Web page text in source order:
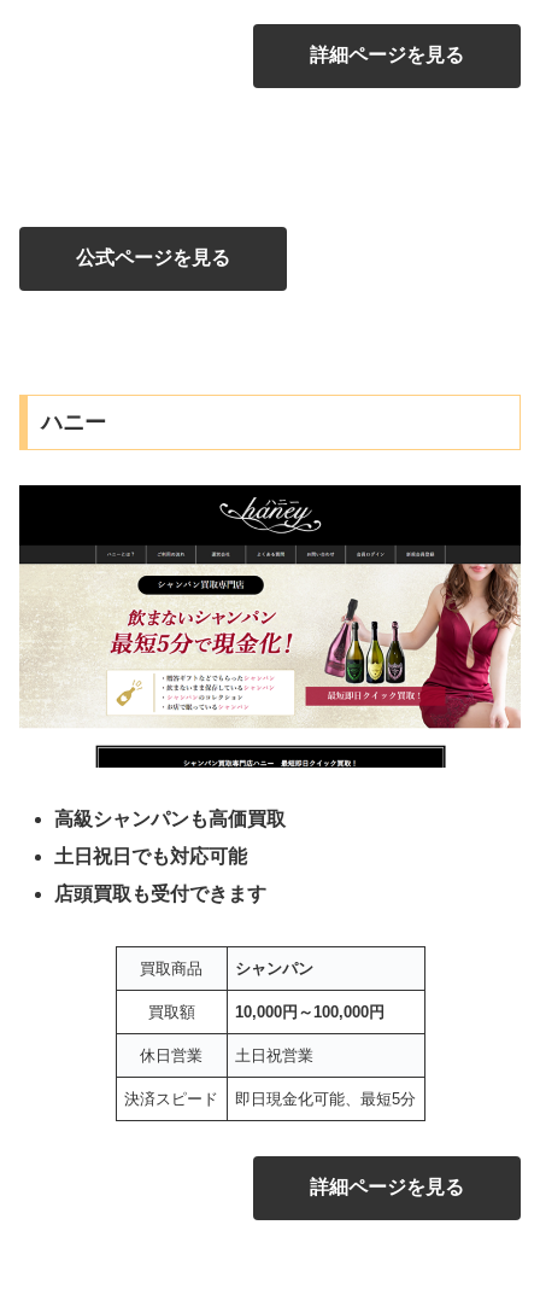
詳細ページを見る
公式ページを見る
ハニー
高級シャンパンも高価買取
土日祝日でも対応可能
店頭買取も受付できます
買取商品 シャンパン
買取額 10,000円～100,000円
休日営業 土日祝営業
決済スピード 即日現金化可能、最短5分
詳細ページを見る